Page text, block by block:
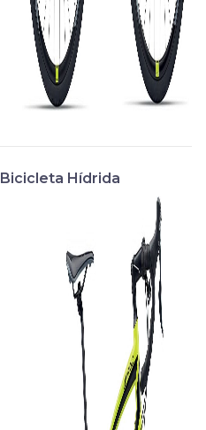
Bicicleta Hídrida